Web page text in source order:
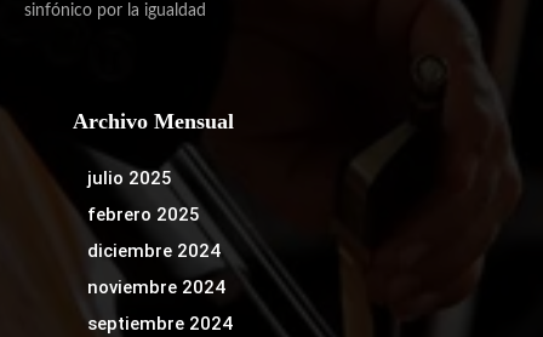
sinfónico por la igualdad
Archivo Mensual
julio 2025
febrero 2025
diciembre 2024
noviembre 2024
septiembre 2024